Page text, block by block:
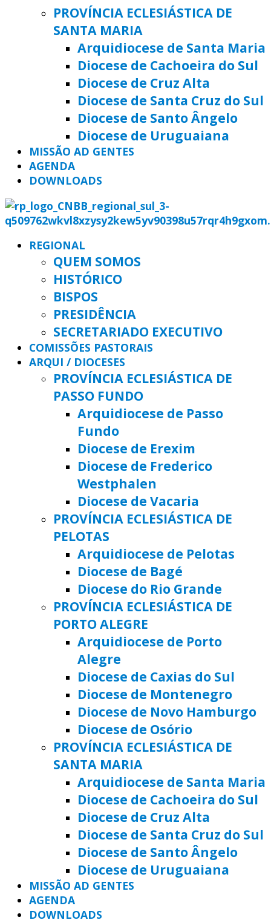
PROVÍNCIA ECLESIÁSTICA DE
SANTA MARIA
Arquidiocese de Santa Maria
Diocese de Cachoeira do Sul
Diocese de Cruz Alta
Diocese de Santa Cruz do Sul
Diocese de Santo Ângelo
Diocese de Uruguaiana
MISSÃO AD GENTES
AGENDA
DOWNLOADS
REGIONAL
QUEM SOMOS
HISTÓRICO
BISPOS
PRESIDÊNCIA
SECRETARIADO EXECUTIVO
COMISSÕES PASTORAIS
ARQUI / DIOCESES
PROVÍNCIA ECLESIÁSTICA DE
PASSO FUNDO
Arquidiocese de Passo
Fundo
Diocese de Erexim
Diocese de Frederico
Westphalen
Diocese de Vacaria
PROVÍNCIA ECLESIÁSTICA DE
PELOTAS
Arquidiocese de Pelotas
Diocese de Bagé
Diocese do Rio Grande
PROVÍNCIA ECLESIÁSTICA DE
PORTO ALEGRE
Arquidiocese de Porto
Alegre
Diocese de Caxias do Sul
Diocese de Montenegro
Diocese de Novo Hamburgo
Diocese de Osório
PROVÍNCIA ECLESIÁSTICA DE
SANTA MARIA
Arquidiocese de Santa Maria
Diocese de Cachoeira do Sul
Diocese de Cruz Alta
Diocese de Santa Cruz do Sul
Diocese de Santo Ângelo
Diocese de Uruguaiana
MISSÃO AD GENTES
AGENDA
DOWNLOADS